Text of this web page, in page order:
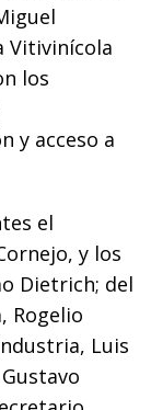
Vitivinícola
los
y acceso a
el
y los
Dietrich; del
Rogelio
Luis